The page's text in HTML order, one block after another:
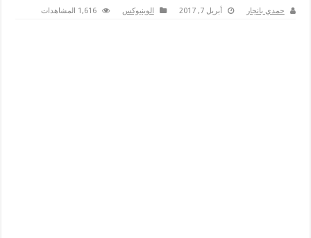
حمدي بانجار أبريل 7, 2017 الوينبوكس 1,616 المشاهدات